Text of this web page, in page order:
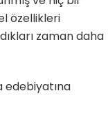
özellikleri
zaman daha
edebiyatına